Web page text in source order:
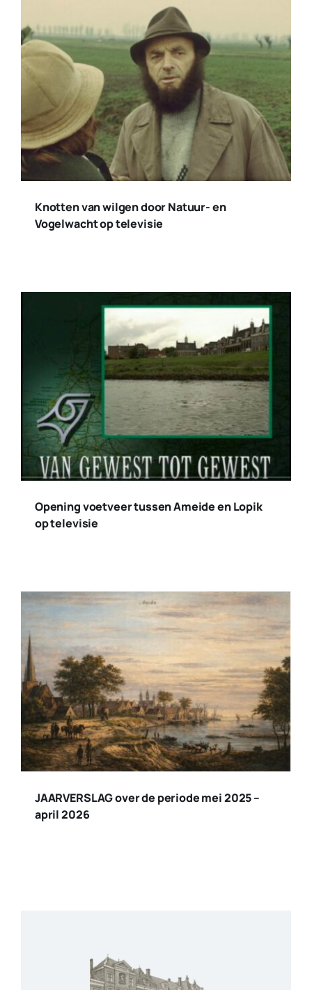
Knotten van wilgen door Natuur- en
Vogelwacht op televisie
Opening voetveer tussen Ameide en Lopik
op televisie
JAARVERSLAG over de periode mei 2025 –
april 2026